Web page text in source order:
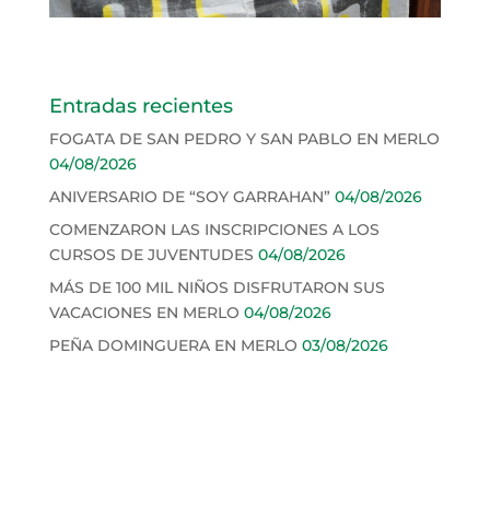
Entradas recientes
FOGATA DE SAN PEDRO Y SAN PABLO EN MERLO
04/08/2026
ANIVERSARIO DE “SOY GARRAHAN” 04/08/2026
COMENZARON LAS INSCRIPCIONES A LOS
CURSOS DE JUVENTUDES 04/08/2026
MÁS DE 100 MIL NIÑOS DISFRUTARON SUS
VACACIONES EN MERLO 04/08/2026
PEÑA DOMINGUERA EN MERLO 03/08/2026